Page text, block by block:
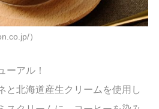
）
ーアル！
と北海道産生クリームを使用し